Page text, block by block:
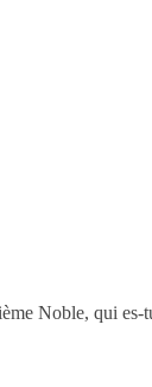
Noble, qui es-